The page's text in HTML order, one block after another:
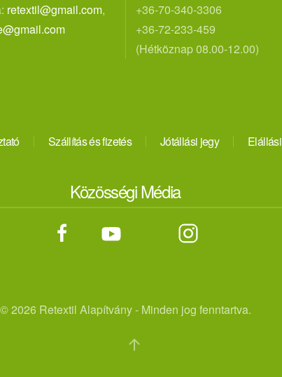
retextil@gmail.com,
+36-70-340-3306
+36-72-233-459
(Hétköznap 08.00-12.00)
Szállítás és fizetés Jótállási jegy
Közösségi Média
©2026 Retextil Alapítvány - Minden jog fenntartva.